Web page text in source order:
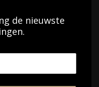
de nieuwste